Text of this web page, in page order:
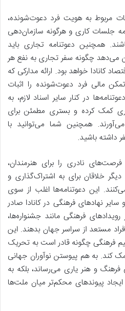
مربوط به هویت فرد دعوت‌شونده،
جلسات کاری و هرگونه سازمان‌دهی
همچنین دعوتنامه تجاری باید
می‌دهد چگونه سفر تجاری به نفع هر
کانادا خواهد بود. ارائه مدارکی که
مالی فرد دعوت‌شونده را اثبات
در کنار سایر اسناد لازم، به
کمک کرده و بستری مطمئن برای
همچنین شما می‌توانید با
داشته باشید.
فرصت‌های نادری را برای هنرمندان،
خلاقان برای به اشتراک‌گذاری و
این دعوتنامه‌ها اغلب از سوی
سایر نهادهای فرهنگی در کانادا صادر
فرهنگی مانند جشنواره‌ها،
مستعد از سراسر جهان بدهند. این
فرهنگی چگونه قادر است به تحریک
کند. به هم پیوستن نوآوران جهانی
فرهنگ و هنر یاری می‌رساند، بلکه به
پیوندهای محکم‌تر میان ملت‌ها